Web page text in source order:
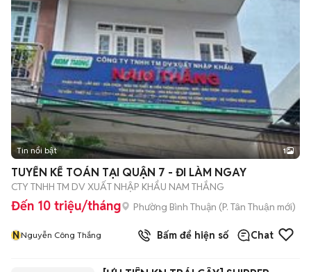
Tin nổi bật 1
TUYỂN KẾ TOÁN TẠI QUẬN 7 - ĐI LÀM NGAY
CTY TNHH TM DV XUẤT NHẬP KHẨU NAM THẮNG
Đến 10 triệu/tháng Phường Bình Thuận (P. Tân Thuận mới)
NNguyễn Công Thắng Bấm để hiện số Chat